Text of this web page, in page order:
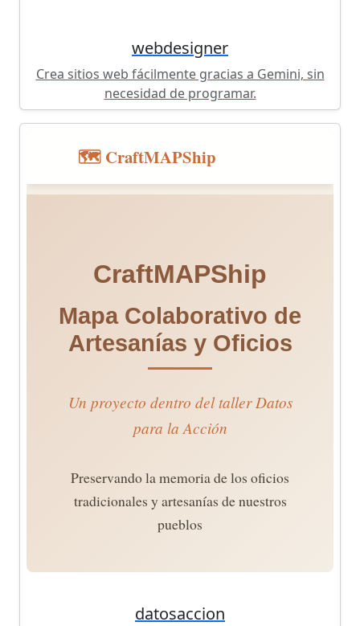
webdesigner
Crea sitios web fácilmente gracias a Gemini, sin
necesidad de programar.
datosaccion